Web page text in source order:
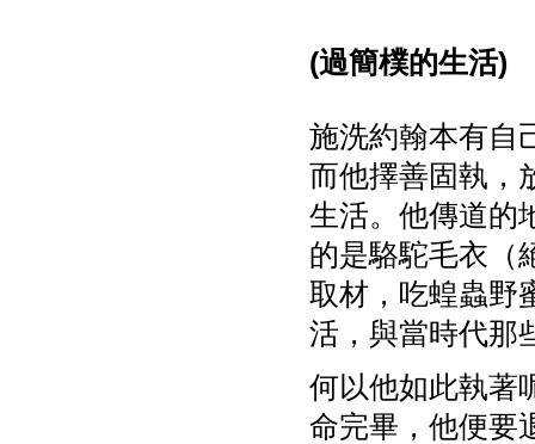
(過簡樸的生活)
施洗約翰本有自
而他擇善固執，
生活。他傳道的
的是駱駝毛衣（
取材，吃蝗蟲野
活，與當時代那
何以他如此執著
命完畢，他便要